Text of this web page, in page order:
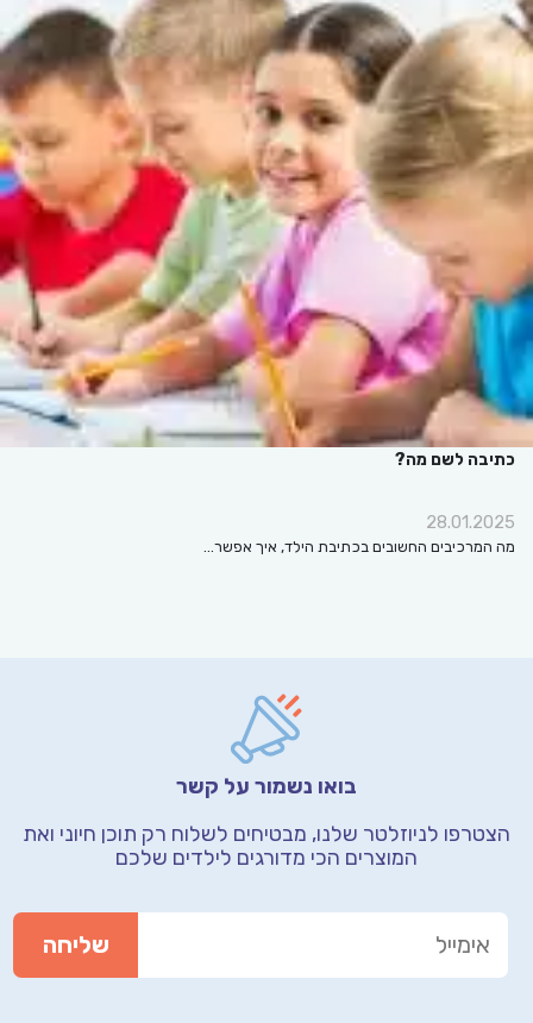
כתיבה לשם מה?
28.01.2025
מה המרכיבים החשובים בכתיבת הילד, איך אפשר…
בואו נשמור על קשר
הצטרפו לניוזלטר שלנו, מבטיחים לשלוח רק תוכן חיוני ואת
המוצרים הכי מדורגים לילדים שלכם